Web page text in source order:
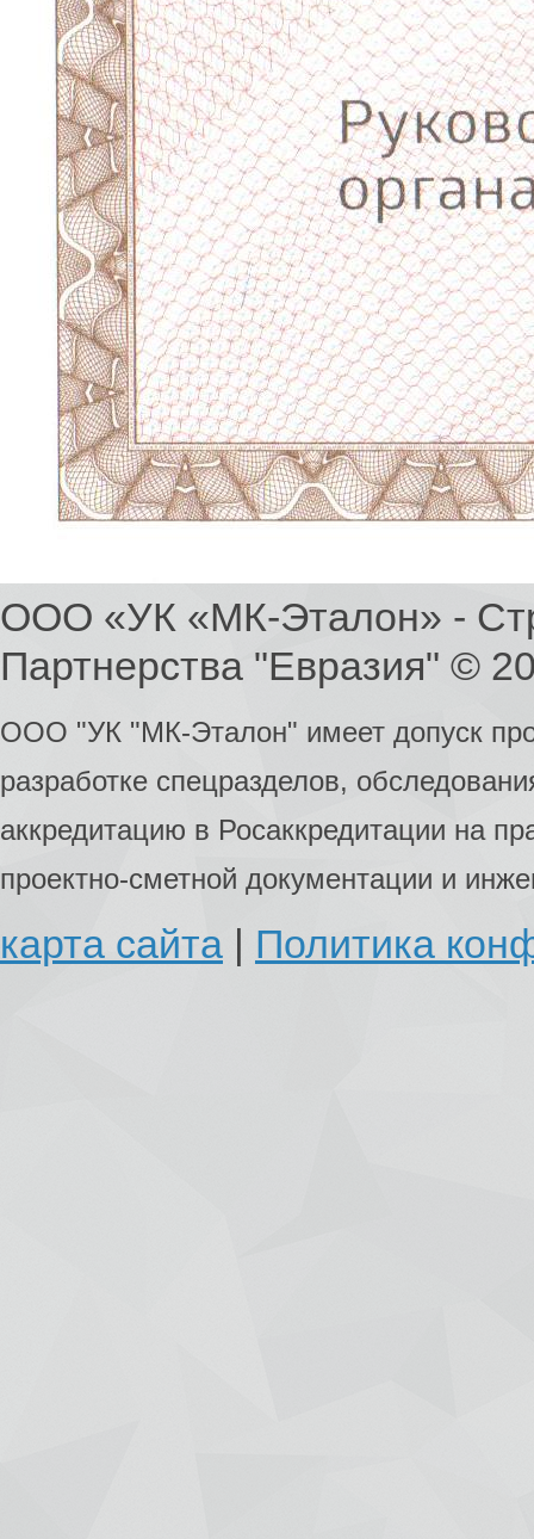
ООО «УК «МК-Эталон» -
Партнерства "Евразия" ©
ООО "УК "МК-Эталон" имеет допуск
разработке спецразделов,
аккредитацию в Росаккредитации на
проектно-сметной документации и
карта сайта | Политика